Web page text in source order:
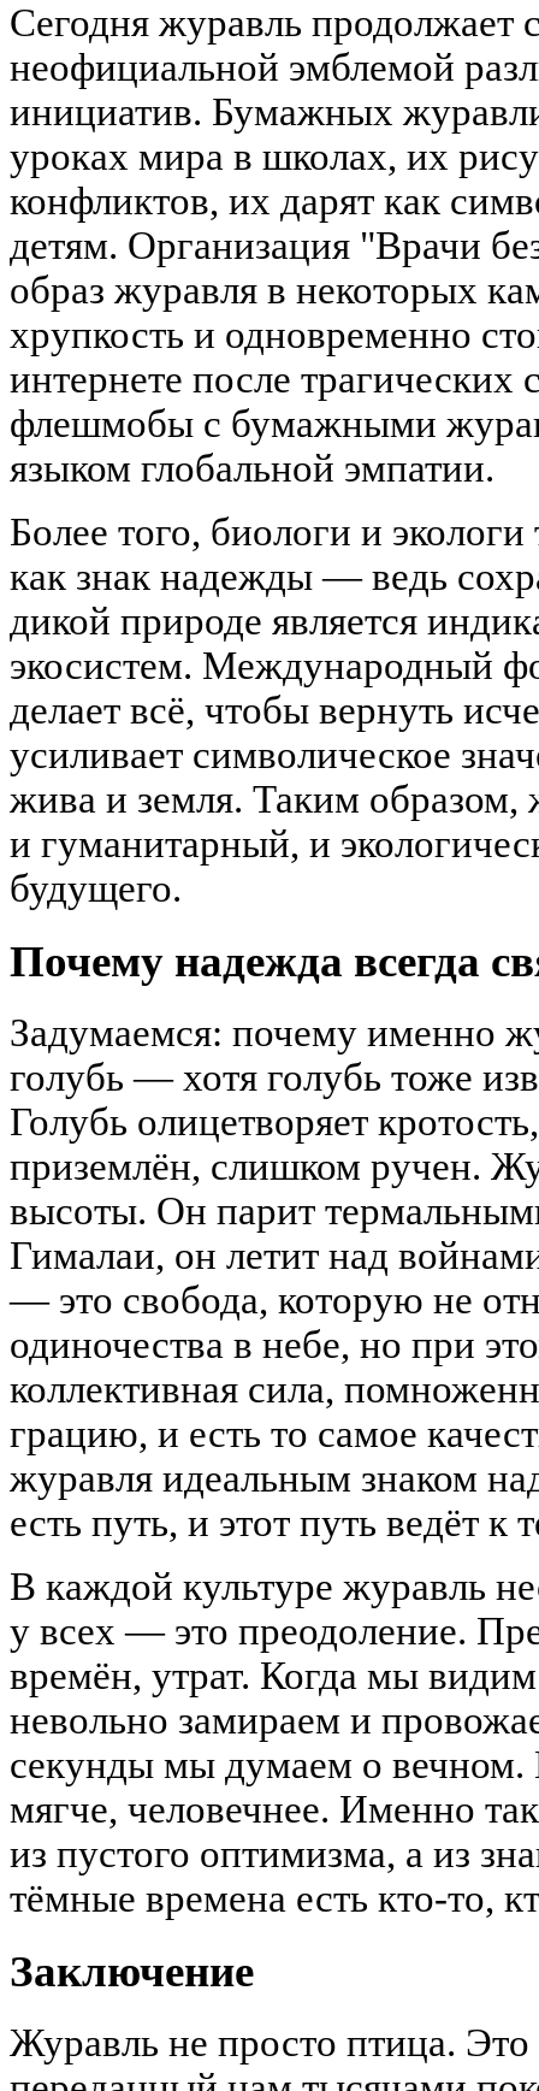
Сегодня журавль
неофициальной эмблемой
инициатив. Бумажных
уроках мира в школах, их
конфликтов, их дарят как
детям. Организация "Врачи
образ журавля в некоторых
хрупкость и одновременно
интернете после трагических
флешмобы с бумажными
языком глобальной эмпатии.
Более того, биологи и
как знак надежды — ведь
дикой природе является
экосистем. Международный
делает всё, чтобы вернуть
усиливает символическое
жива и земля. Таким образом,
и гуманитарный, и
будущего.
Почему надежда всегда
Задумаемся: почему именно
голубь — хотя голубь тоже
Голубь олицетворяет
приземлён, слишком ручен.
высоты. Он парит
Гималаи, он летит над
— это свобода, которую не
одиночества в небе, но при
коллективная сила,
грацию, и есть то самое
журавля идеальным знаком
есть путь, и этот путь ведёт к
В каждой культуре журавль
у всех — это преодоление.
времён, утрат. Когда мы
невольно замираем и
секунды мы думаем о вечном.
мягче, человечнее. Именно
из пустого оптимизма, а из
тёмные времена есть кто-то,
Заключение
Журавль не просто птица.